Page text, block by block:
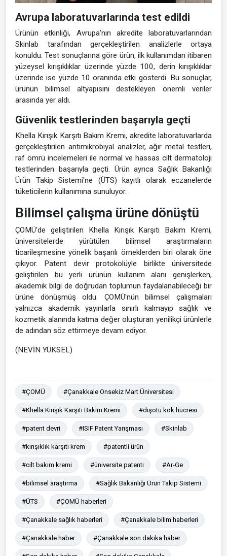
Avrupa laboratuvarlarında test edildi
Ürünün etkinliği, Avrupa'nın akredite laboratuvarlarından
Skinlab tarafından gerçekleştirilen analizlerle ortaya
konuldu. Test sonuçlarına göre ürün, ilk kullanımdan itibaren
yüzeysel kırışıklıklar üzerinde yüzde 100, derin kırışıklıklar
üzerinde ise yüzde 10 oranında etki gösterdi. Bu sonuçlar,
ürünün bilimsel altyapısını destekleyen önemli veriler
arasında yer aldı.
Güvenlik testlerinden başarıyla geçti
Khella Kırışık Karşıtı Bakım Kremi, akredite laboratuvarlarda
gerçekleştirilen antimikrobiyal analizler, ağır metal testleri,
raf ömrü incelemeleri ile normal ve hassas cilt dermatoloji
testlerinden başarıyla geçti. Ürün ayrıca Sağlık Bakanlığı
Ürün Takip Sistemi'ne (ÜTS) kayıtlı olarak eczanelerde
tüketicilerin kullanımına sunuluyor.
Bilimsel çalışma ürüne dönüştü
ÇOMÜ'de geliştirilen Khella Kırışık Karşıtı Bakım Kremi,
üniversitelerde yürütülen bilimsel araştırmaların
ticarileşmesine yönelik başarılı örneklerden biri olarak öne
çıkıyor. Patent devir protokolüyle birlikte üniversitede
geliştirilen bu yerli ürünün kullanım alanı genişlerken,
akademik bilgi de doğrudan toplumun faydalanabileceği bir
ürüne dönüşmüş oldu. ÇOMÜ'nün bilimsel çalışmaları
yalnızca akademik yayınlarla sınırlı kalmayıp sağlık ve
kozmetik alanında katma değer oluşturan yenilikçi ürünlerle
de adından söz ettirmeye devam ediyor.
(NEVİN YÜKSEL)
#ÇOMÜ #Çanakkale Onsekiz Mart Üniversitesi
#Khella Kırışık Karşıtı Bakım Kremi #dişotu kök hücresi
#patent devri #ISIF Patent Yarışması #Skinlab
#kırışıklık karşıtı krem #patentli ürün
#cilt bakım kremi #üniversite patenti #Ar-Ge
#bilimsel araştırma #Sağlık Bakanlığı Ürün Takip Sistemi
#ÜTS #ÇOMÜ haberleri
#Çanakkale sağlık haberleri #Çanakkale bilim haberleri
#Çanakkale haber #Çanakkale son dakika haber